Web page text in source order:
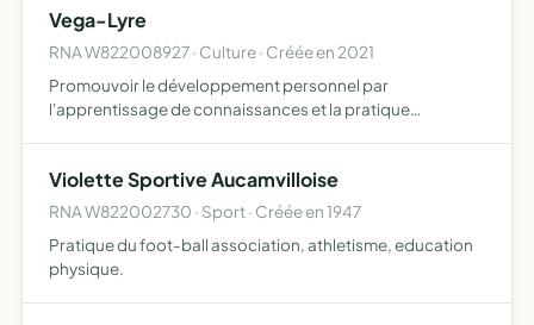
Vega-Lyre
RNA W822008927 · Culture · Créée en 2021
Promouvoir le développement personnel par
l'apprentissage de connaissances et la pratique
l'amélioration de l'êtr…
Violette Sportive Aucamvilloise
RNA W822002730 · Sport · Créée en 1947
Pratique du foot-ball association, athletisme, education
physique.